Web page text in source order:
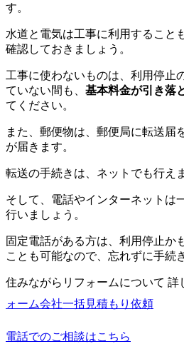
す。
水道と電気は工事に利用すること
確認しておきましょう。
工事に使わないものは、利用停止
ていない間も、 基本料金が引き落
てください。
また、郵便物は、郵便局に転送届
が届きます。
転送の手続きは、ネットでも行え
そして、電話やインターネットは
行いましょう。
固定電話がある方は、利用停止か
ことも可能なので、忘れずに手続
住みながらリフォームについて 詳
ォーム会社一括見積もり依頼
電話でのご相談はこちら